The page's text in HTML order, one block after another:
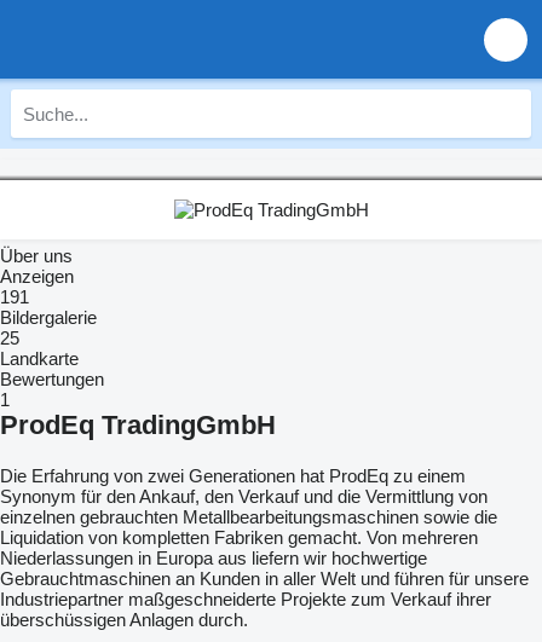
Über uns
Anzeigen
191
Bildergalerie
25
Landkarte
Bewertungen
1
ProdEq TradingGmbH
Die Erfahrung von zwei Generationen hat ProdEq zu einem
Synonym für den Ankauf, den Verkauf und die Vermittlung von
einzelnen gebrauchten Metallbearbeitungsmaschinen sowie die
Liquidation von kompletten Fabriken gemacht. Von mehreren
Niederlassungen in Europa aus liefern wir hochwertige
Gebrauchtmaschinen an Kunden in aller Welt und führen für unsere
Industriepartner maßgeschneiderte Projekte zum Verkauf ihrer
überschüssigen Anlagen durch.